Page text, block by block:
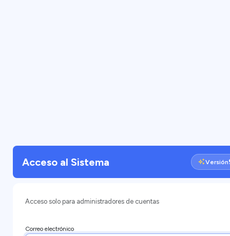
Acceso al Sistema Versión
Acceso solo para administradores de cuentas
Correo electrónico